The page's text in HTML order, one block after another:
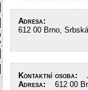
Adresa:
612 00 Brno,
Kontaktní osoba:
Adresa: 612 00